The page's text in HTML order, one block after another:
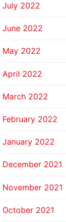
July 2022
June 2022
May 2022
April 2022
March 2022
February 2022
January 2022
December 2021
November 2021
October 2021